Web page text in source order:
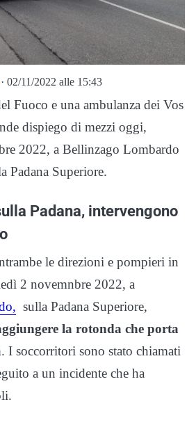
· 02/11/2022 alle 15:43
Fuoco e una ambulanza dei Vos
dispiego di mezzi oggi,
2022, a Bellinzago Lombardo
Padana Superiore.
Padana, intervengono
le direzioni e pompieri in
2 novemnbre 2022, a
sulla Padana Superiore,
la rotonda che porta
. I soccorritori sono stato chiamati
a un incidente che ha